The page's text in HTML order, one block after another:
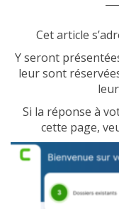
Cet article
Y seront
leur sont
Si la réponse à
cette page,